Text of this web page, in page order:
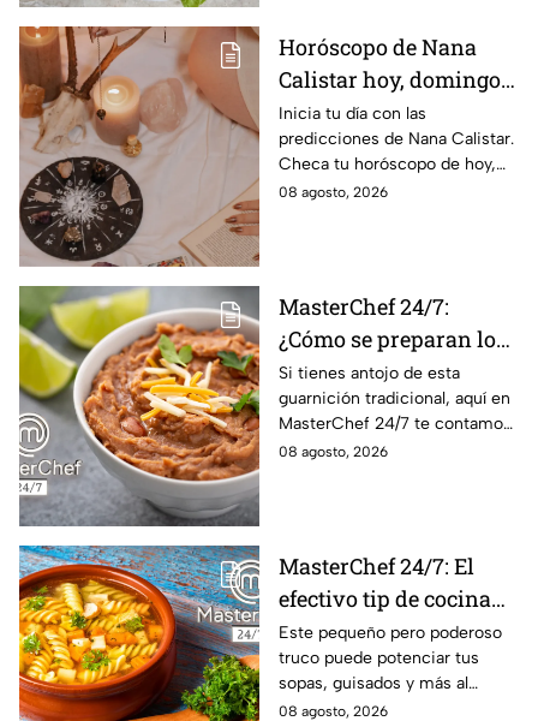
Horóscopo de Nana
Calistar hoy, domingo 9
de agosto: estos signos
tendrán ingresos extra
Inicia tu día con las
predicciones de Nana Calistar.
Checa tu horóscopo de hoy,
domingo 9 de agosto, y
08 agosto, 2026
MasterChef 24/7:
¿Cómo se preparan los
frijoles puercos estilo
Sonora?
Si tienes antojo de esta
guarnición tradicional, aquí en
MasterChef 24/7 te contamos
la receta.
08 agosto, 2026
MasterChef 24/7: El
efectivo tip de cocina
de las abuelas para
darle sabor extra al
caldillo
Este pequeño pero poderoso
truco puede potenciar tus
sopas, guisados y más al
máximo.
08 agosto, 2026